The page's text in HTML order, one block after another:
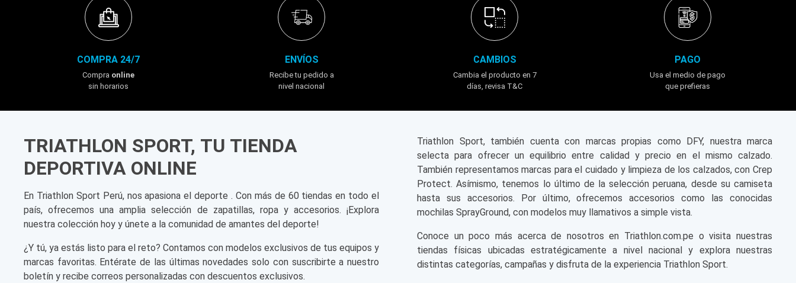
COMPRA 24/7
Compra online
sin horarios
ENVÍOS
Recibe tu pedido a
nivel nacional
CAMBIOS
Cambia el producto en 7
días, revisa T&C
PAGO
Usa el medio de pago
que prefieras
TRIATHLON SPORT, TU TIENDA
DEPORTIVA ONLINE
En Triathlon Sport Perú, nos apasiona el deporte . Con más de 60 tiendas en todo el
país, ofrecemos una amplia selección de zapatillas, ropa y accesorios. ¡Explora
nuestra colección hoy y únete a la comunidad de amantes del deporte!
¿Y tú, ya estás listo para el reto? Contamos con modelos exclusivos de tus equipos y
marcas favoritas. Entérate de las últimas novedades solo con suscribirte a nuestro
boletín y recibe correos personalizadas con descuentos exclusivos.
Triathlon Sport, también cuenta con marcas propias como DFY, nuestra marca
selecta para ofrecer un equilibrio entre calidad y precio en el mismo calzado.
También representamos marcas para el cuidado y limpieza de los calzados, con Crep
Protect. Asímismo, tenemos lo último de la selección peruana, desde su camiseta
hasta sus accesorios. Por último, ofrecemos accesorios como las conocidas
mochilas SprayGround, con modelos muy llamativos a simple vista.
Conoce un poco más acerca de nosotros en Triathlon.com.pe o visita nuestras
tiendas físicas ubicadas estratégicamente a nivel nacional y explora nuestras
distintas categorías, campañas y disfruta de la experiencia Triathlon Sport.